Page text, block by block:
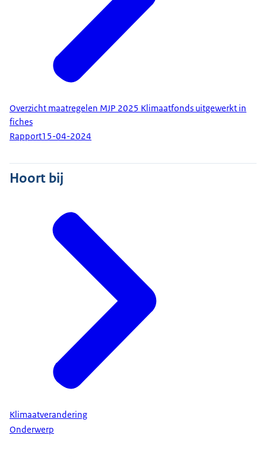
Overzicht maatregelen MJP 2025 Klimaatfonds uitgewerkt in
fiches
Rapport15-04-2024
Hoort bij
Klimaatverandering
Onderwerp